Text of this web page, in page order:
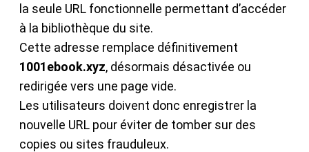
la seule URL fonctionnelle permettant d’accéder
à la bibliothèque du site.
Cette adresse remplace définitivement
1001ebook.xyz, désormais désactivée ou
redirigée vers une page vide.
Les utilisateurs doivent donc enregistrer la
nouvelle URL pour éviter de tomber sur des
copies ou sites frauduleux.